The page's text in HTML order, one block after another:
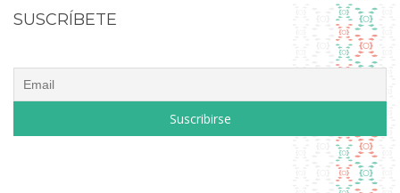
SUSCRÍBETE